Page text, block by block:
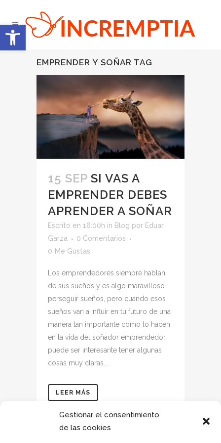
Abrir barra de herramientas
Gestionar el consentimiento
de las cookies
EMPRENDER Y SOÑAR TAG
15 SEP SI VAS A
EMPRENDER DEBES
APRENDER A SOÑAR
Escrito en 16:00h in Blog por Eduar
Garza
0 Comentarios
0 Me Gustas
Los emprendedores siempre hablan
de sus sueños y es algo maravilloso
perseguir sueños, pero cuando esos
sueños van a influir en tu futuro de una
manera tan importante como lo hacen
en la vida del soñador emprendedor,
puede ser interesante tener algunas
cosas muy claras...
LEER MÁS